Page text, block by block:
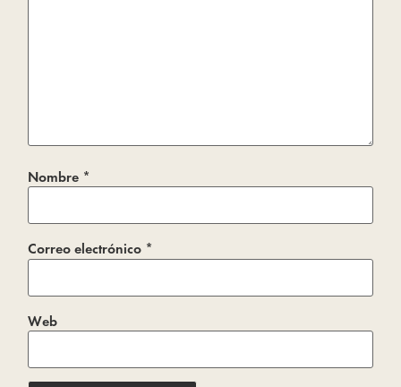
Nombre *
Correo electrónico *
Web